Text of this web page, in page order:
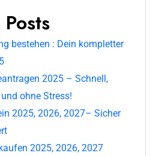
bestehen : Dein kompletter
2025 – Schnell,
ohne Stress!
2025, 2026, 2027– Sicher
2025, 2026, 2027